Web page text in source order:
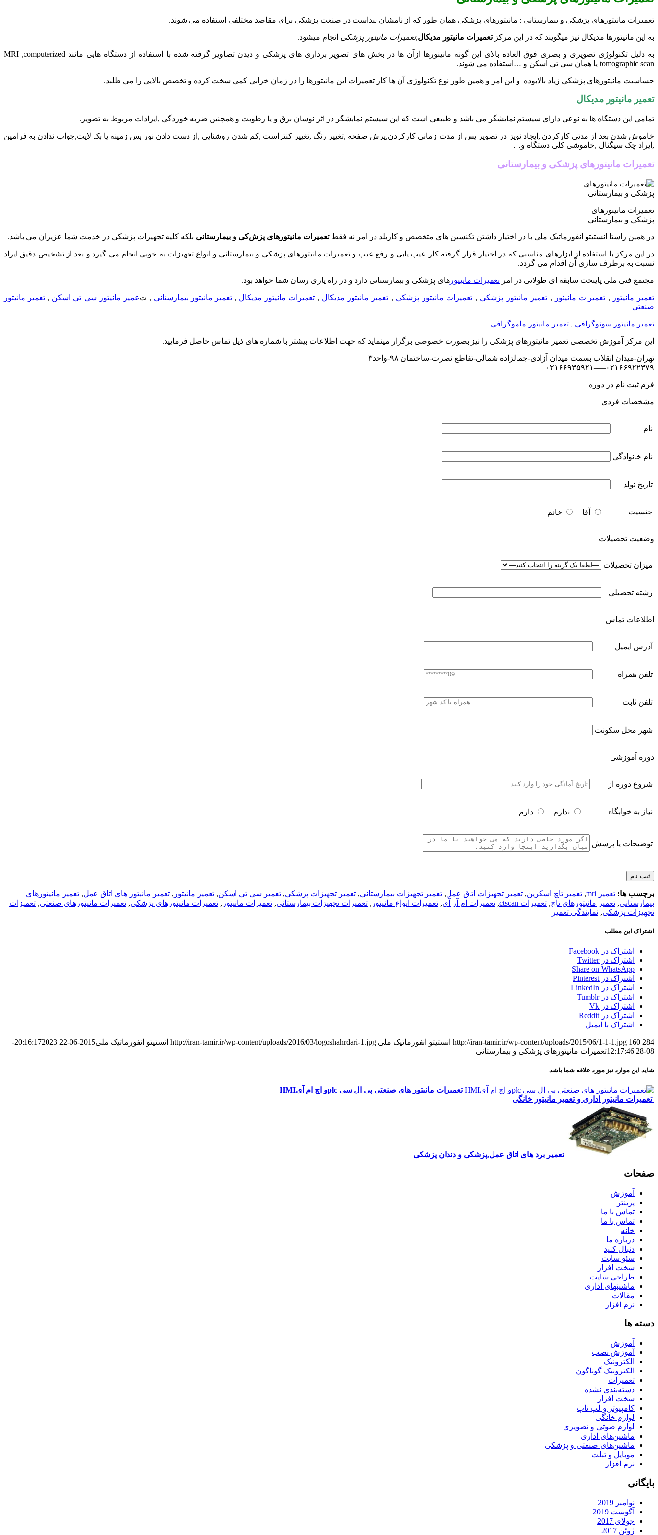
تعمیرات مانیتورهای پزشکی و بیمارستانی : مانیتورهای پزشکی همان طور که از نامشان پیداست در صنعت پزشکی برای مقاصد مختلفی استفاده می شوند.
به این مانیتورها مدیکال نیز میگویند که در این مرکزتعمیرات مانیتور مدیکال,تعمیرات مانیتور پزشکی انجام میشود.
به دلیل تکنولوژی تصویری و بصری فوق العاده بالای این گونه مانینورها ازآن ها در بخش های تصویر برداری های پزشکی و دیدن تصاویر گرفته شده با استفاده از دستگاه هایی مانند MRI ,computerized
tomographic scan یا همان سی تی اسکن و …استفاده می شوند.
حساسیت مانیتورهای پزشکی زیاد بالابوده و این امر و همین طور نوع تکنولوژی آن ها کار تعمیرات این مانیتورها را در زمان خرابی کمی سخت کرده و تخصص بالایی را می طلبد.
تعمیر مانیتور مدیکال
تمامی این دستگاه ها به نوعی دارای سیستم نمایشگر می باشد و طبیعی است که این سیستم نمایشگر در اثر نوسان برق و یا رطوبت و همچنین ضربه خوردگی ,ایرادات مربوط به تصویر.
خاموش شدن بعد از مدتی کارکردن ,ایجاد نویز در تصویر پس از مدت زمانی کارکردن,پرش صفحه ,تغییر رنگ ,تغییر کنتراست ,کم شدن روشنایی ,از دست دادن نور پس زمینه یا بک لایت,جواب ندادن به فرامین
,ایراد چک سیگنال ,خاموشی کلی دستگاه و…
تعمیرات مانیتورهای پزشکی و بیمارستانی
تعمیرات مانیتورهای
پزشکی و بیمارستانی
در همین راستا انستیتو انفورماتیک ملی با در اختیار داشتن تکنسین های متخصص و کاربلد در امر نه فقطتعمیرات مانیتورهای پزشکی و بیمارستانی بلکه کلیه تجهیزات پزشکی در خدمت شما عزیزان می باشد.
در این مرکز با استفاده از ابزارهای مناسبی که در اختیار قرار گرفته کار عیب یابی و رفع عیب و تعمیرات مانیتورهای پزشکی و بیمارستانی و انواع تجهیزات به خوبی انجام می گیرد و بعد از تشخیص دقیق ایراد
نسبت به برطرف سازی آن اقدام می گردد.
مجتمع فنی ملی پایتخت سابقه ای طولانی در امر تعمیرات مانیتور های پزشکی و بیمارستانی دارد و در راه یاری رسان شما خواهد بود.
تعمیر مانیتور , تعمیرات مانیتور , تعمیر مانیتور پزشکی , تعمیرات مانیتور پزشکی , تعمیر مانیتور مدیکال , تعمیرات مانیتور مدیکال , تعمیر مانیتور بیمارستانی , تعمیر مانیتور سی تی اسکن , تعمیر مانیتور
صنعتی
تعمیر مانیتور سونوگرافی , تعمیر مانیتور ماموگرافی
این مرکز آموزش تخصصی تعمیر مانیتورهای پزشکی را نیز بصورت خصوصی برگزار مینماید که جهت اطلاعات بیشتر با شماره های ذیل تماس حاصل فرمایید.
تهران-میدان انقلاب بسمت میدان آزادی-جمالزاده شمالی-تقاطع نصرت-ساختمان ۹۸-واحد۳
۰۲۱۶۶۹۲۲۳۷۹—–۰۲۱۶۶۹۳۵۹۲۱
فرم ثبت نام در دوره
مشخصات فردی
نام
نام خانوادگی
تاریخ تولد
جنسیت آقا خانم
وضعیت تحصیلات
میزان تحصیلات
رشته تحصیلی
اطلاعات تماس
آدرس ایمیل
تلفن همراه
تلفن ثابت
شهر محل سکونت
دوره آموزشی
شروع دوره از
نیاز به خوابگاه ندارم دارم
توضیحات یا پرسش
برچسب ها: تعمیر mri , تعمیر تاچ اسکرین, تعمیر تجهیزات اتاق عمل, تعمیر تجهیزات بیمارستانی, تعمیر تجهیزات پزشکی, تعمیر سی تی اسکن, تعمیر مانیتور , تعمیر مانیتور های اتاق عمل, تعمیر مانیتورهای
بیمارستانی, تعمیر مانیتورهای تاچ, تعمیرات ctscan , تعمیرات ام آر آی, تعمیرات انواع مانیتور , تعمیرات تجهیزات بیمارستانی, تعمیرات مانیتور , تعمیرات مانیتورهای پزشکی, تعمیرات مانیتورهای صنعتی, تعمیزات
تجهیزات پزشکی, نمایندگی تعمیر
اشتراک این مطلب
اشتراک در Facebook
اشتراک در Twitter
Share on WhatsApp
اشتراک در Pinterest
اشتراک در LinkedIn
اشتراک در Tumblr
اشتراک در Vk
اشتراک در Reddit
اشتراک با ایمیل
http://iran-tamir.ir/wp-content/uploads/2015/06/1-1-1.jpg 160 284 انستیتو انفورماتیک ملی http://iran-tamir.ir/wp-content/uploads/2016/03/logoshahrdari-1.jpg انستیتو انفورماتیک ملی2015-06-22 20:16:17
2023-
08-28 12:17:46
تعمیرات مانیتورهای پزشکی و بیمارستانی
شاید این موارد نیز مورد علاقه شما باشد
تعمیرات مانیتور های صنعتی پی ال سی plcو اچ ام آیHMI
تعمیرات مانیتور اداری و تعمیر مانیتور خانگی
تعمیر برد های اتاق عمل,پزشکی و دندان پزشکی
صفحات
آموزش
پرینتر
تماس با ما
تماس با ما
خانه
درباره ما
دنبال کنید
سئو سایت
سخت افزار
طراحی سایت
ماشینهای اداری
مقالات
نرم افزار
دسته ها
آموزش
آموزش نصب
الکترونیک
الکترونیک گوناگون
تعمیرات
دسته‌بندی نشده
سخت افزار
کامپیوتر و لپ تاپ
لوازم خانگی
لوازم صوتی و تصویری
ماشین‌های اداری
ماشین‌های صنعتی و پزشکی
موبایل و تبلت
نرم افزار
بایگانی
نوامبر 2019
آگوست 2019
جولای 2017
ژوئن 2017